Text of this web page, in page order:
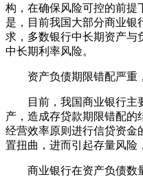
构，在确保风险可控的前提
是，目前我国大部分商业银
求，多数银行中长期资产与
中长期利率风险。
资产负债期限错配严重
目前，我国商业银行主
产，造成存贷款期限错配的
经营效率原则进行信贷资金
置扭曲，进而引起存量风险
商业银行在资产负债数